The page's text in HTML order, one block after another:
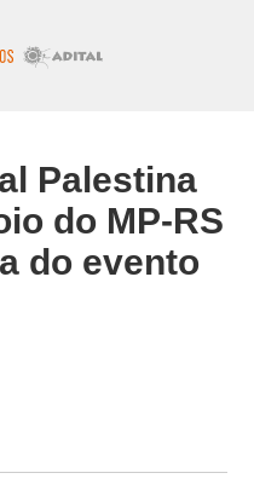
Palestina
do MP-RS
do evento